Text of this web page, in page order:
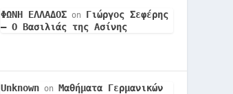
ΦΩΝΗ ΕΛΛΑΔΟΣ on Γιώργος Σεφέρης
– Ο Βασιλιάς της Ασίνης
Unknown on Μαθήματα Γερμανικών